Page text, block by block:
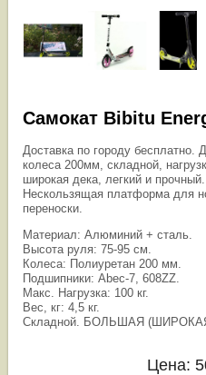
Самокат Bibitu
Доставка по городу бесплатно.
колеса 200мм, складной,
широкая дека, легкий и
Нескользящая платформа для
переноски.
Материал: Алюминий + сталь.
Высота руля: 75-95 см.
Колеса: Полиуретан 200 мм.
Подшипники: Abec-7, 608ZZ.
Макс. Нагрузка: 100 кг.
Вес, кг: 4,5 кг.
Cкладной. БОЛЬШАЯ
Цена: